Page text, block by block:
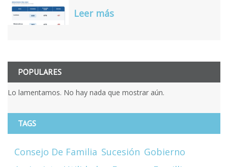
Leer más
POPULARES
Lo lamentamos. No hay nada que mostrar aún.
TAGS
Consejo De Familia Sucesión Gobierno